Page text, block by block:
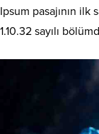
Ipsum pasajının ilk
1.10.32 sayılı